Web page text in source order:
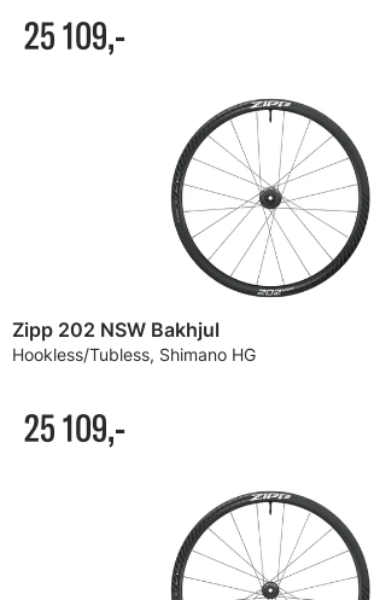
25 109,-
Zipp 202 NSW Bakhjul
Hookless/Tubless, Shimano HG
25 109,-